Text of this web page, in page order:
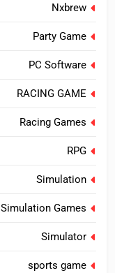
Nxbrew
Party Game
PC Software
RACING GAME
Racing Games
RPG
Simulation
Simulation Games
Simulator
sports game